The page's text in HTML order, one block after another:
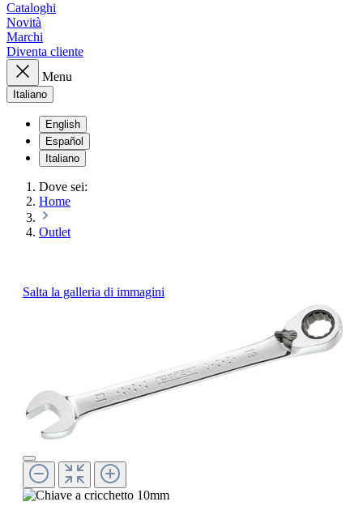
Cataloghi
Novità
Marchi
Diventa cliente
Menu
Italiano
English
Español
Italiano
Dove sei:
Home
Outlet
Salta la galleria di immagini